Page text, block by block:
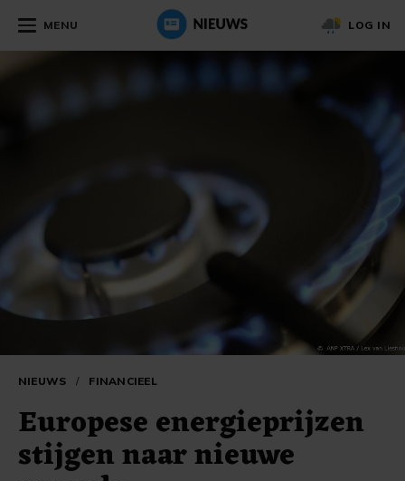
MENU LOG IN
NIEUWS / FINANCIEEL
Europese energieprijzen
stijgen naar nieuwe